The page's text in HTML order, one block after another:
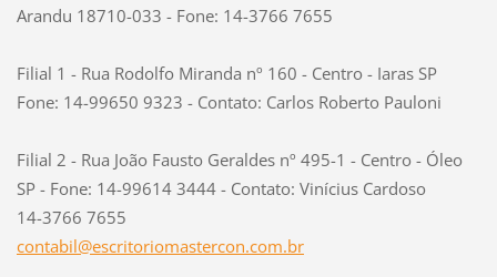
Arandu 18710-033 - Fone: 14-3766 7655
Filial 1 - Rua Rodolfo Miranda nº 160 - Centro - Iaras SP
Fone: 14-99650 9323 - Contato: Carlos Roberto Pauloni
Filial 2 - Rua João Fausto Geraldes nº 495-1 - Centro - Óleo
SP - Fone: 14-99614 3444 - Contato: Vinícius Cardoso
14-3766 7655
contabil@escritoriomastercon.com.br